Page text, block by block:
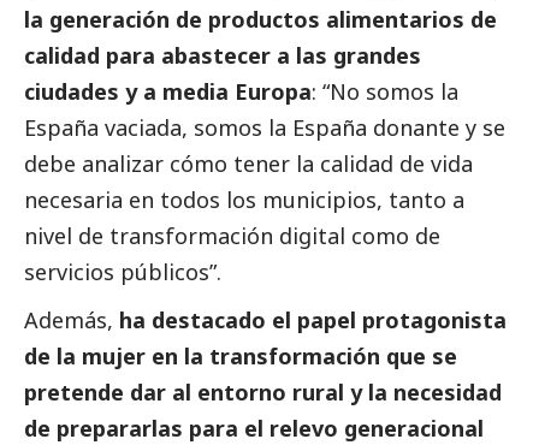
la generación de productos alimentarios de
calidad para abastecer a las grandes
ciudades y a media Europa: “No somos la
España vaciada, somos la España donante y se
debe analizar cómo tener la calidad de vida
necesaria en todos los municipios, tanto a
nivel de transformación digital como de
servicios públicos”.
Además, ha destacado el papel protagonista
de la mujer en la transformación que se
pretende dar al entorno rural y la necesidad
de prepararlas para el relevo generacional